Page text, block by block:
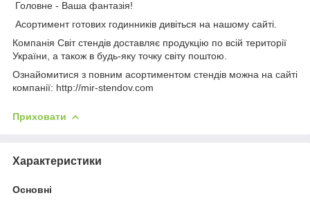
Головне - Ваша фантазія!
Асортимент готових годинників дивіться на нашому сайті.
Компанія Світ стендів доставляє продукцію по всій території
України, а також в будь-яку точку світу поштою.
Ознайомитися з повним асортиментом стендів можна на сайті
компанії: http://mir-stendov.com
Приховати
Характеристики
Основні